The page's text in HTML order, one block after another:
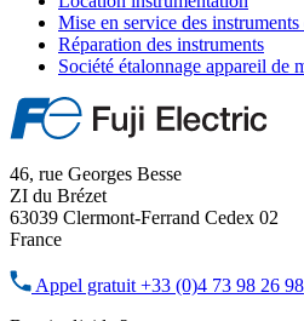
Mise en service des instruments
Réparation des instruments
Société étalonnage appareil de
46, rue Georges Besse
ZI du Brézet
63039 Clermont-Ferrand Cedex 02
France
Appel gratuit +33 (0)4 73 98 26 98